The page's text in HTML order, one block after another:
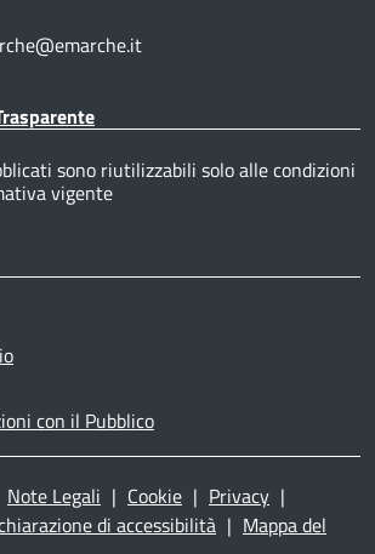
sono riutilizzabili solo alle condizioni
vigente
con il Pubblico
Note Legali | Cookie | Privacy |
di accessibilità | Mappa del